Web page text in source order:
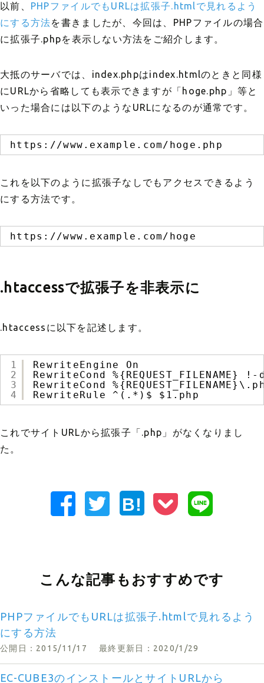
以前、 PHPファイルでもURLは拡張子.htmlで見れるよう
にする方法を書きましたが、今回は、PHPファイルの場合
に拡張子.phpを表示しない方法をご紹介します。
大抵のサーバでは、index.phpはindex.htmlのときと同様
にURLから省略しても表示できますが「hoge.php」等と
いった場合には以下のようなURLになるのが通常です。
https://www.example.com/hoge.php
これを以下のように拡張子なしでもアクセスできるよう
にする方法です。
https://www.example.com/hoge
.htaccessで拡張子を非表示に
.htaccessに以下を記述します。
1
2
3
4
RewriteEngine On
RewriteCond %{REQUEST_FILENAME} !-
RewriteCond
RewriteRule ^(.*)$ $1.php
これでサイトURLから拡張子「.php」がなくなりまし
た。
B!
こんな記事もおすすめです
PHPファイルでもURLは拡張子.htmlで見れるよう
にする方法
公開日：2015/11/17 最終更新日：2020/1/29
EC-CUBE3のインストールとサイトURLから